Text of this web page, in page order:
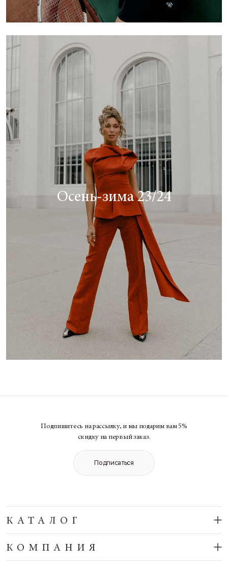
Осень-зима 23/24
Подпишитесь на рассылку, и мы подарим вам 5%
скидку на первый заказ.
Подписаться
КАТАЛОГ
КОМПАНИЯ